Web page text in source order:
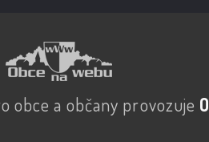
obce a občany provozuje